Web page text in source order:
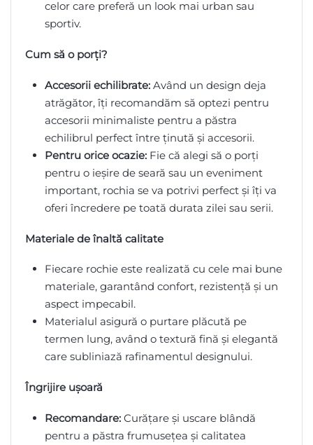
celor care preferă un look mai urban sau
sportiv.
Cum să o porți?
Accesorii echilibrate: Având un design deja
atrăgător, îți recomandăm să optezi pentru
accesorii minimaliste pentru a păstra
echilibrul perfect între ținută și accesorii.
Pentru orice ocazie: Fie că alegi să o porți
pentru o ieșire de seară sau un eveniment
important, rochia se va potrivi perfect și îți va
oferi încredere pe toată durata zilei sau serii.
Materiale de înaltă calitate
Fiecare rochie este realizată cu cele mai bune
materiale, garantând confort, rezistență și un
aspect impecabil.
Materialul asigură o purtare plăcută pe
termen lung, având o textură fină și elegantă
care subliniază rafinamentul designului.
Îngrijire ușoară
Recomandare: Curățare și uscare blândă
pentru a păstra frumusețea și calitatea